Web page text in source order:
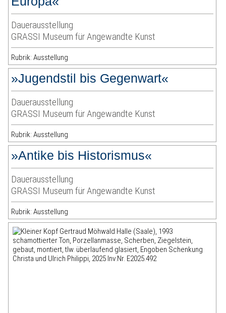
Dauerausstellung
GRASSI Museum für Angewandte Kunst
Rubrik: Ausstellung
»Jugendstil bis Gegenwart«
Dauerausstellung
GRASSI Museum für Angewandte Kunst
Rubrik: Ausstellung
»Antike bis Historismus«
Dauerausstellung
GRASSI Museum für Angewandte Kunst
Rubrik: Ausstellung